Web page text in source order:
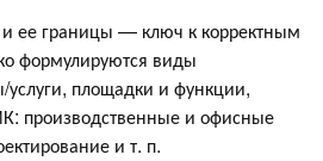
ее границы — ключ к корректным
формулируются виды
услуги, площадки и функции,
производственные и офисные
и т. п.